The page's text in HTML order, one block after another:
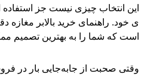
این انتخاب چیزی نیست جز استفاده
ی خود. راهنمای خرید بالابر مغازه
است که شما را به بهترین تصمیم
وقتی صحبت از جابه‌جایی بار در